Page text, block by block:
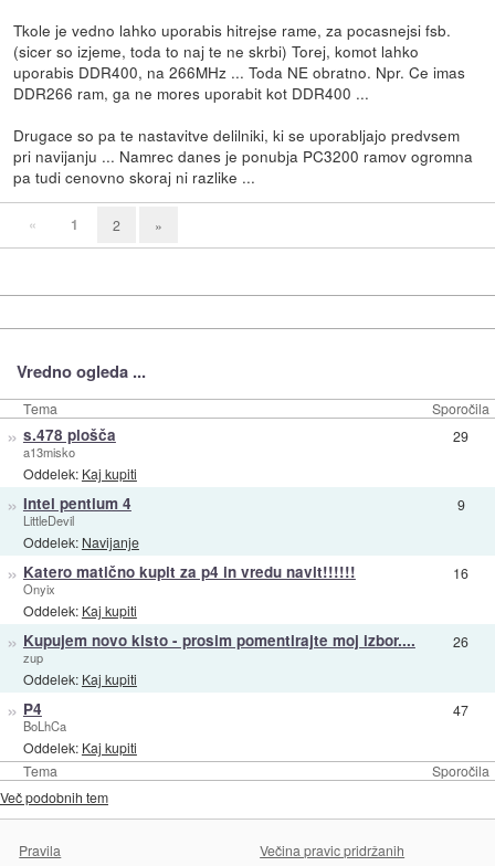
Tkole je vedno lahko uporabis hitrejse rame, za pocasnejsi fsb.
(sicer so izjeme, toda to naj te ne skrbi) Torej, komot lahko
uporabis DDR400, na 266MHz ... Toda NE obratno. Npr. Ce imas
DDR266 ram, ga ne mores uporabit kot DDR400 ...
Drugace so pa te nastavitve delilniki, ki se uporabljajo predvsem
pri navijanju ... Namrec danes je ponubja PC3200 ramov ogromna
pa tudi cenovno skoraj ni razlike ...
« 1 2 »
Vredno ogleda ...
Tema Sporočila
Tema Sporočila
» s.478 plošča
a13misko
Oddelek: Kaj kupiti
29
» Intel pentium 4
LittleDevil
Oddelek: Navijanje
9
» Katero matično kupit za p4 in vredu navit!!!!!!
Onyix
Oddelek: Kaj kupiti
16
» Kupujem novo kisto - prosim pomentirajte moj izbor....
zup
Oddelek: Kaj kupiti
26
» P4
BoLhCa
Oddelek: Kaj kupiti
47
Več podobnih tem
Pravila Večina pravic pridržanih